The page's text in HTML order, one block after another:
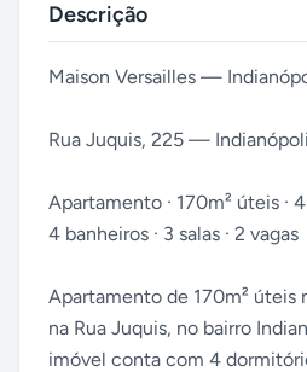
Descrição
Maison Versailles —
Rua Juquis, 225 —
Apartamento · 170m² úteis ·
4 banheiros · 3 salas · 2 vagas
Apartamento de 170m² úteis
na Rua Juquis, no bairro
imóvel conta com 4